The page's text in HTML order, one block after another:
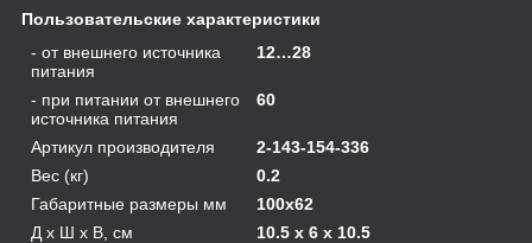
Пользовательские характеристики
- от внешнего источника
питания
12…28
- при питании от внешнего
источника питания
60
Артикул производителя
2-143-154-336
Вес (кг)
0.2
Габаритные размеры мм
100х62
Д х Ш х В, см
10.5 x 6 x 10.5